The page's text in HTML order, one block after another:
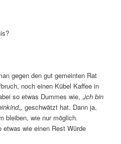
gegen den gut gemeinten Rat
noch einen Kübel Kaffee in
so etwas Dummes wie, „ich bin
„, geschwätzt hat. Dann ja,
bleiben, wie nur möglich.
wie einen Rest Würde